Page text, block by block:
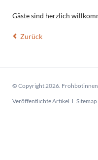
Gäste sind herzlich
Zurück
© Copyright 2026.
Navigation
Veröffentlichte Artikel Sitemap